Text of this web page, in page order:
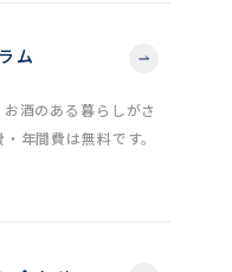
ム
酒のある暮らしがさ
年間費は無料です。